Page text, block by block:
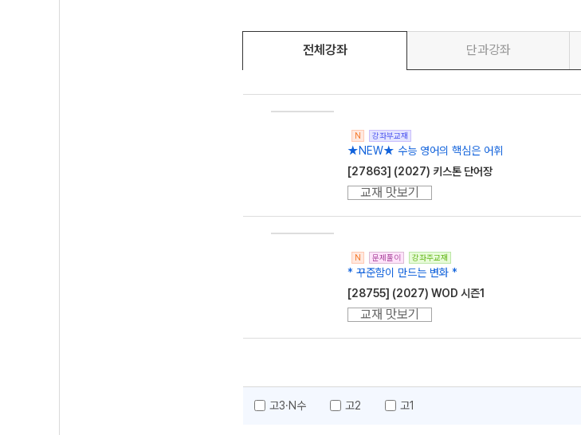
1
전체강좌 단과강좌
N 강좌부교재
★NEW★ 수능 영어의 핵심은 어휘
[27863] (2027) 키스톤 단어장
교재 맛보기
N 문제풀이 강좌주교재
* 꾸준함이 만드는 변화 *
[28755] (2027) WOD 시즌1
교재 맛보기
고3·N수 고2 고1